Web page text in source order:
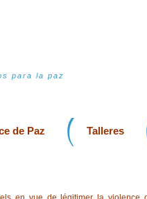
para la paz
de Paz Talleres